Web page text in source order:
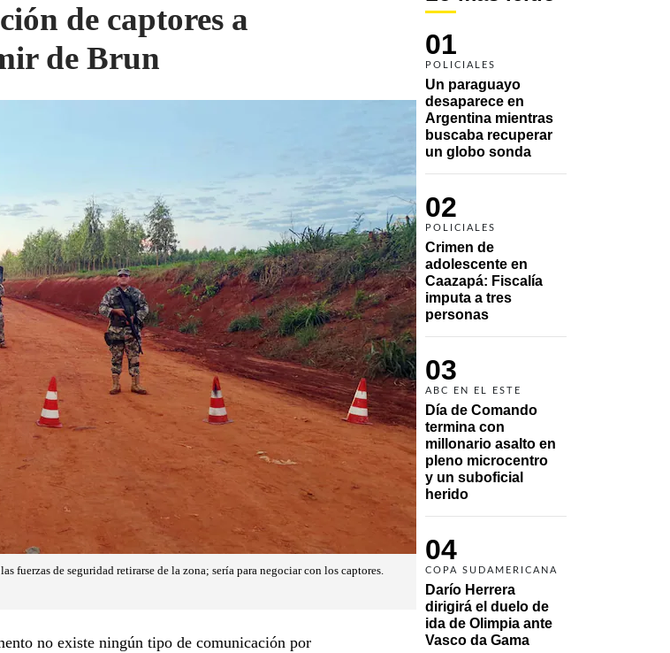
01
POLICIALES
Un paraguayo
desaparece en
Argentina mientras
buscaba recuperar
un globo sonda
02
POLICIALES
Crimen de
adolescente en
Caazapá: Fiscalía
imputa a tres
personas
03
ABC EN EL ESTE
Día de Comando
termina con
millonario asalto en
pleno microcentro
y un suboficial
herido
04
COPA SUDAMERICANA
Darío Herrera
dirigirá el duelo de
ida de Olimpia ante
Vasco da Gama
de captores a
de Brun
fuerzas de seguridad retirarse de la zona; sería para negociar con los captores.
no existe ningún tipo de comunicación por